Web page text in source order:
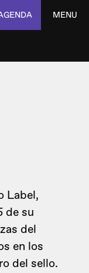
MENU
Label,
de su
del
en los
del sello.